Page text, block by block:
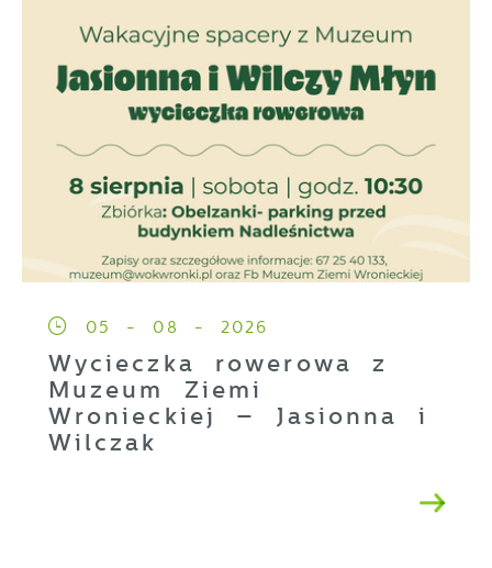
05 - 08 - 2026
Wycieczka rowerowa z
Muzeum Ziemi
Wronieckiej – Jasionna i
Wilczak